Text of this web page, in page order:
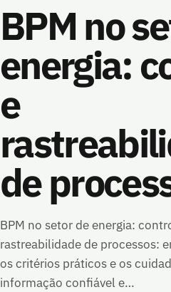
BPM no
energia:
e
de
BPM no setor de energia:
rastreabilidade de processos:
os critérios práticos e os
informação confiável e…